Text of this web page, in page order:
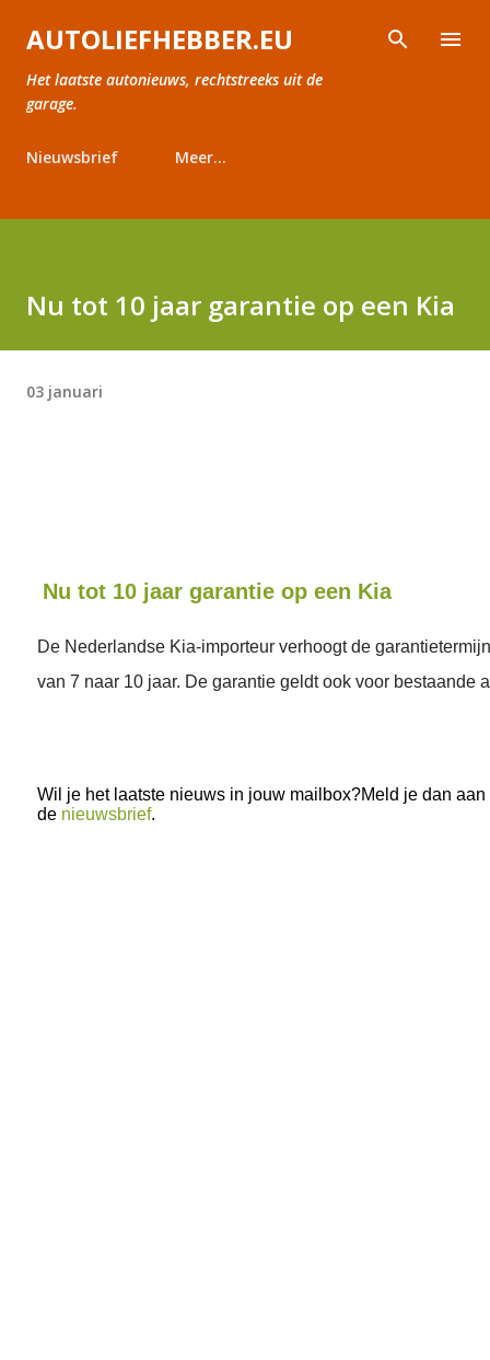
Doorgaan naar hoofdcontent
AUTOLIEFHEBBER.EU
Het laatste autonieuws, rechtstreeks uit de
garage.
Nieuwsbrief Meer…
Nu tot 10 jaar garantie op een Kia
03 januari
Nu tot 10 jaar garantie op een Kia
De Nederlandse Kia-importeur verhoogt de
van 7 naar 10 jaar. De garantie geldt ook voor bestaande
Wil je het laatste nieuws in jouw mailbox?Meld je dan aan
de nieuwsbrief.